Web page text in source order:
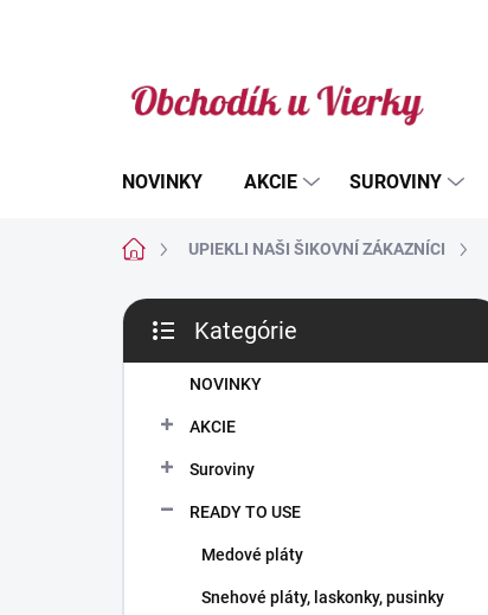
NOVINKY AKCIE SUROVINY
DomovUPIEKLI NAŠI ŠIKOVNÍ ZÁKAZNÍCI
B
č
kategórie
Kategórie
NOVINKY
AKCIE
Suroviny
READY TO USE
Medové pláty
Snehové pláty, laskonky, pusinky